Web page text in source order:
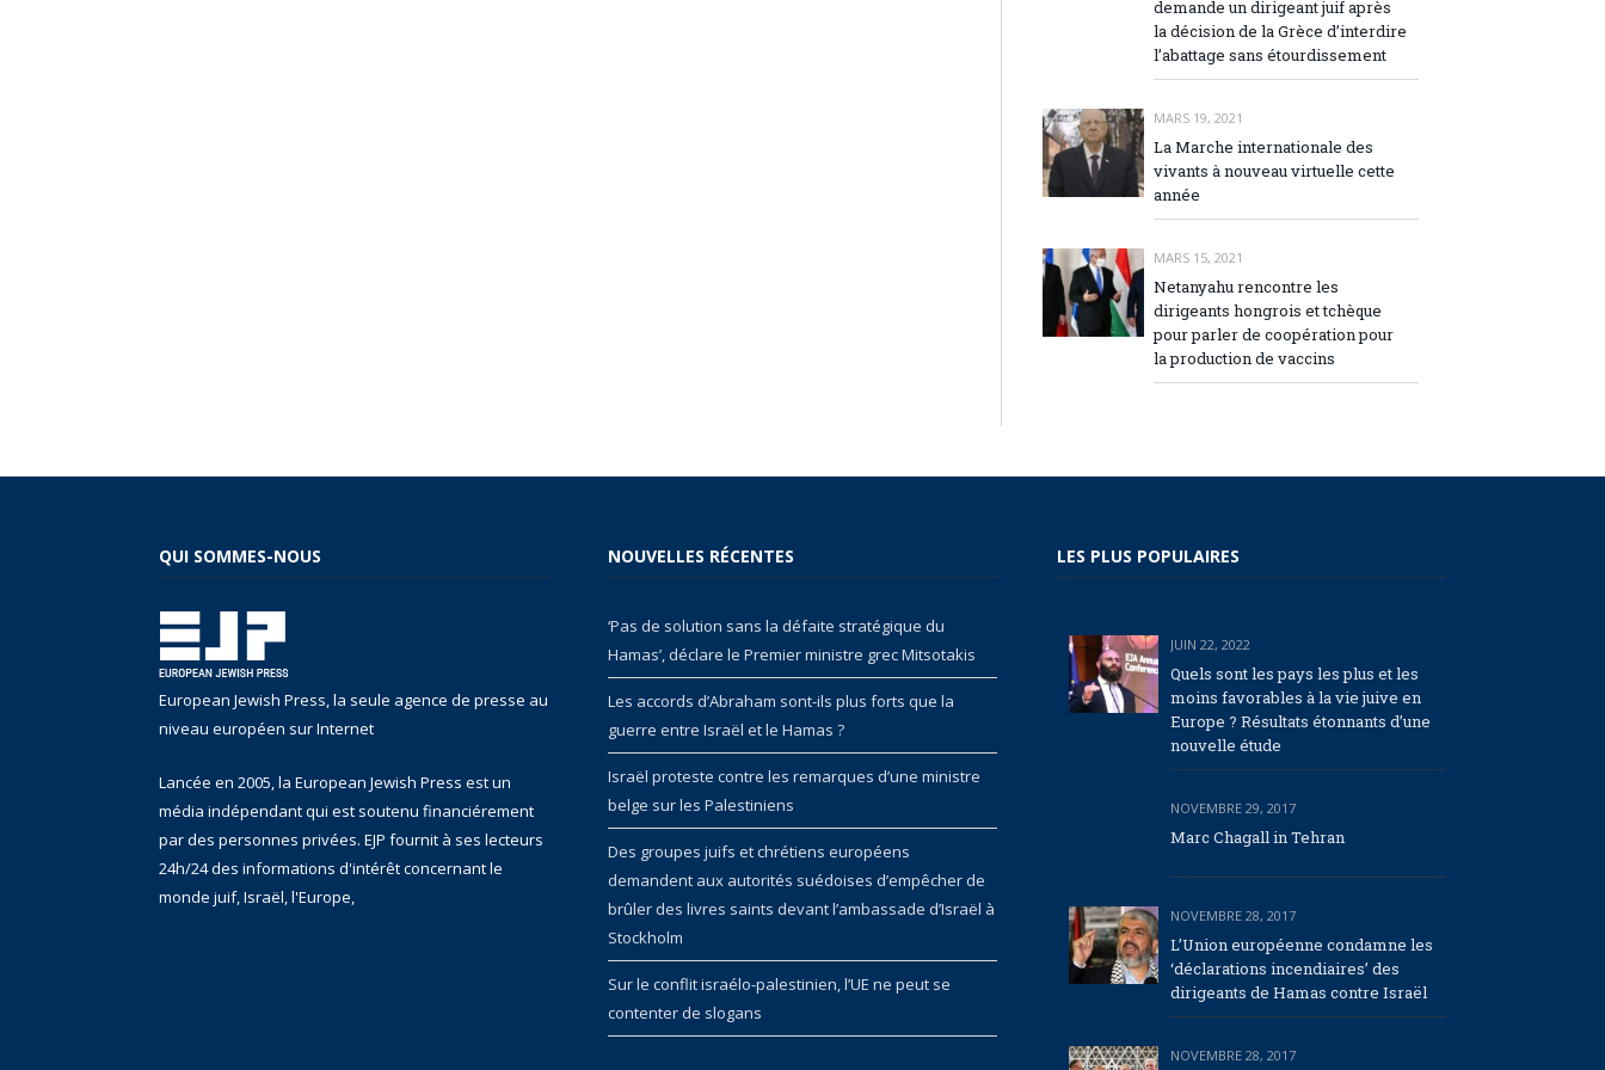
demande un dirigeant juif après
la décision de la Grèce d’interdire
l’abattage sans étourdissement
MARS 19, 2021
La Marche internationale des
vivants à nouveau virtuelle cette
année
MARS 15, 2021
Netanyahu rencontre les
dirigeants hongrois et tchèque
pour parler de coopération pour
la production de vaccins
QUI SOMMES-NOUS
European Jewish Press, la seule agence de presse au
niveau européen sur Internet
Lancée en 2005, la European Jewish Press est un
média indépendant qui est soutenu financiérement
par des personnes privées. EJP fournit à ses lecteurs
24h/24 des informations d'intérêt concernant le
monde juif, Israël, l'Europe,
NOUVELLES RÉCENTES
‘Pas de solution sans la défaite stratégique du
Hamas’, déclare le Premier ministre grec Mitsotakis
Les accords d’Abraham sont-ils plus forts que la
guerre entre Israël et le Hamas ?
Israël proteste contre les remarques d’une ministre
belge sur les Palestiniens
Des groupes juifs et chrétiens européens
demandent aux autorités suédoises d’empêcher de
brûler des livres saints devant l’ambassade d’Israël à
Stockholm
Sur le conflit israélo-palestinien, l’UE ne peut se
contenter de slogans
LES PLUS POPULAIRES
JUIN 22, 2022
Quels sont les pays les plus et les
moins favorables à la vie juive en
Europe ? Résultats étonnants d’une
nouvelle étude
NOVEMBRE 29, 2017
Marc Chagall in Tehran
NOVEMBRE 28, 2017
L’Union européenne condamne les
‘déclarations incendiaires’ des
dirigeants de Hamas contre Israël
NOVEMBRE 28, 2017